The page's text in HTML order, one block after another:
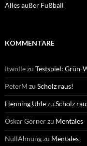
Alles außer Fußball
KOMMENTARE
Itwollezu Testspiel: Grün-
PeterM zu Scholz raus!
Henning Uhlezu Scholz
Oskar Görnerzu Mentales
NullAhnungzu Mentales